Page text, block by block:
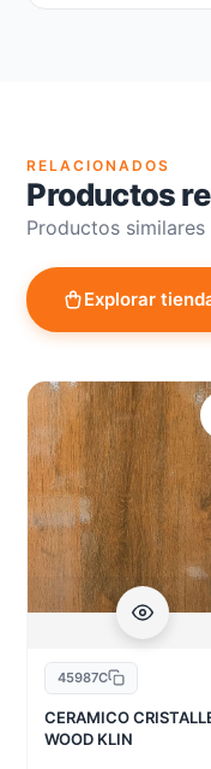
RELACIONADOS
Productos
Productos
Explorar
45987C
CERAMICO
WOOD KLIN